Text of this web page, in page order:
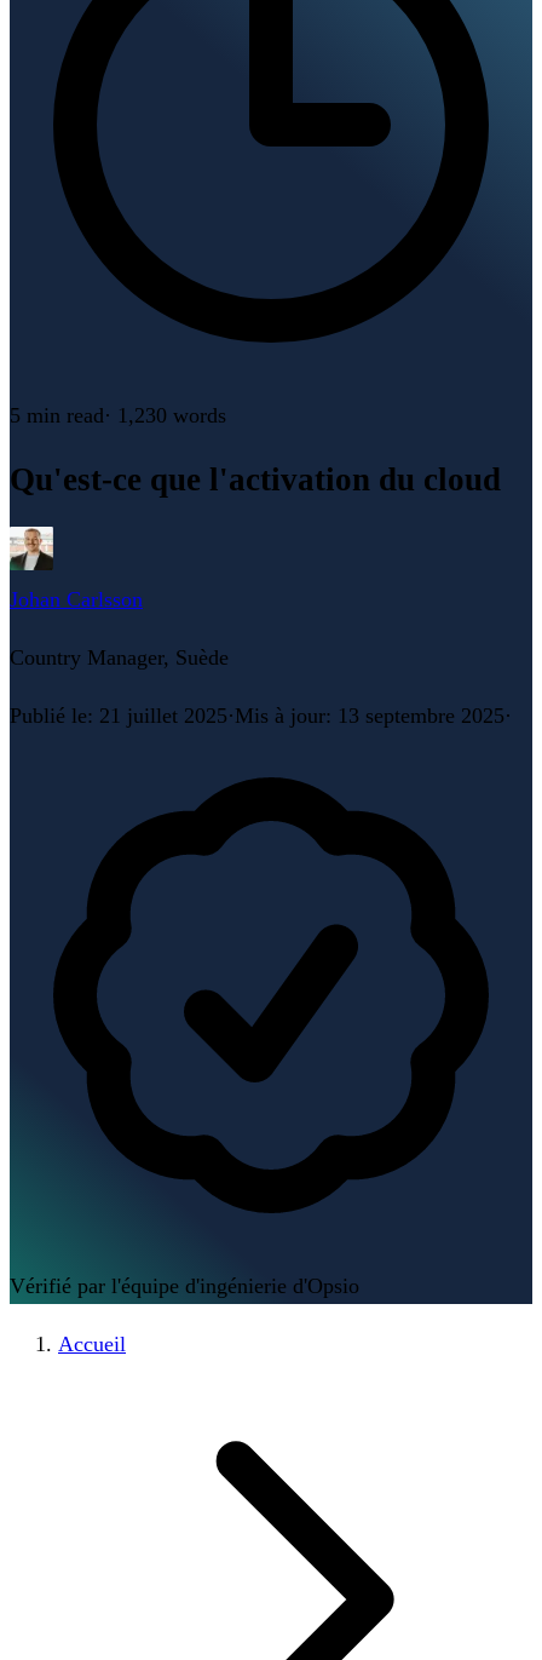
5 min read· 1,230 words
Qu'est-ce que l'activation du cloud
Johan Carlsson
Country Manager, Suède
Publié le: 21 juillet 2025·Mis à jour: 13 septembre 2025·
Vérifié par l'équipe d'ingénierie d'Opsio
Accueil